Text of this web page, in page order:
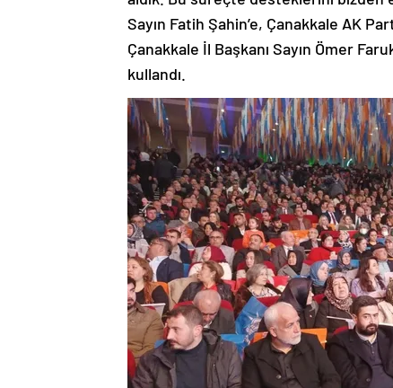
Sayın Fatih Şahin’e, Çanakkale AK
Çanakkale İl Başkanı Sayın Ömer
kullandı.